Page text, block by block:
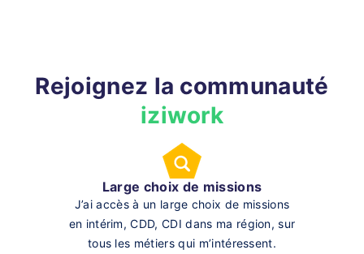
Rejoignez la communauté
iziwork
Large choix de missions
J’ai accès à un large choix de missions
en intérim, CDD, CDI dans ma région, sur
tous les métiers qui m’intéressent.